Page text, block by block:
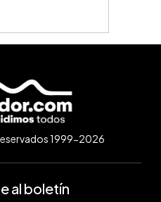
1999-2026
al boletín